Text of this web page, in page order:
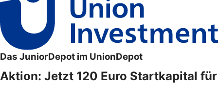
Das JuniorDepot im UnionDepot
Aktion: Jetzt 120 Euro Startkapital für